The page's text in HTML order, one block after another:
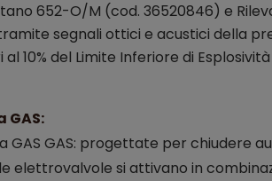
652-O/M (cod. 36520846) e
segnali ottici e acustici della
10% del Limite Inferiore di Esplosività
GAS:
GAS GAS: progettate per chiudere
elettrovalvole si attivano in